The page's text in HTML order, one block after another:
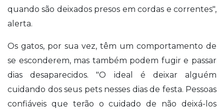
quando são deixados presos em cordas e correntes",
alerta.
Os gatos, por sua vez, têm um comportamento de
se esconderem, mas também podem fugir e passar
dias desaparecidos. "O ideal é deixar alguém
cuidando dos seus pets nesses dias de festa. Pessoas
confiáveis que terão o cuidado de não deixá-los